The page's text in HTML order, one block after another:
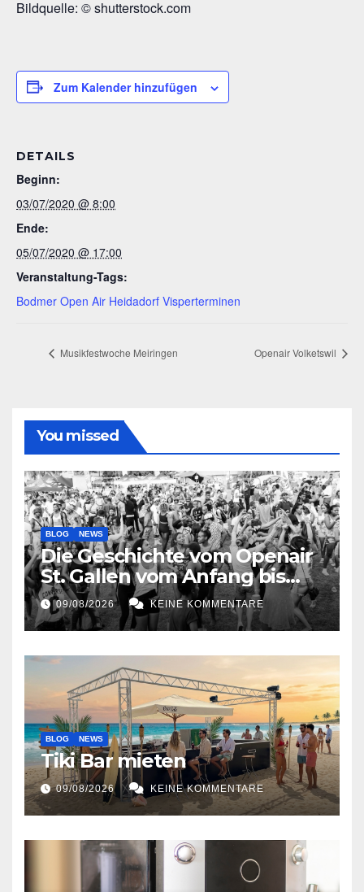
Bildquelle: © shutterstock.com
Zum Kalender hinzufügen
DETAILS
Beginn:
03/07/2020 @ 8:00
Ende:
05/07/2020 @ 17:00
Veranstaltung-Tags:
Bodmer Open Air Heidadorf Visperterminen
Musikfestwoche Meiringen Openair Volketswil
You missed
BLOG NEWS
Die Geschichte vom Openair
St. Gallen vom Anfang bis
jetzt
09/08/2026 KEINE KOMMENTARE
BLOG NEWS
Tiki Bar mieten
09/08/2026 KEINE KOMMENTARE